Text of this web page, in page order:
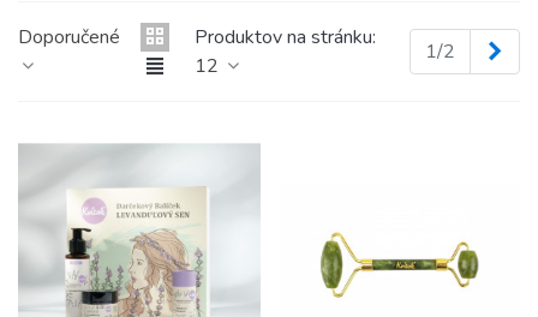
Doporučené
Produktov na stránku:
12
1/2